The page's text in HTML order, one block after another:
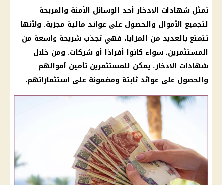
تمثل شهادات الادخار أحد الوسائل الآمنة والمربحة
لتجميع الأموال والحصول على عوائد مالية مجزية. ولأنها
تتمتع بالعديد من المزايا، فهي تجذب شريحة واسعة من
المستثمرين، سواء كانوا أفرادًا أو شركات. ومن خلال
شهادات الادخار، يمكن للمستثمرين تأمين أموالهم
والحصول على عوائد ثابتة ومضمونة على استثماراتهم.